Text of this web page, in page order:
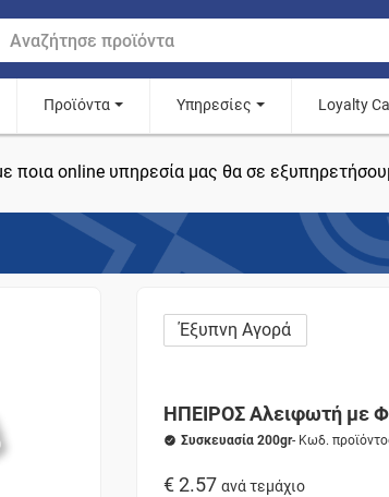
Προϊόντα Υπηρεσίες Loyalty
ποια online υπηρεσία μας θα σε
Έξυπνη Αγορά
ΗΠΕΙΡΟΣ Αλειφωτή με
Συσκευασία 200gr- Κωδ.
€ 2.57 ανά τεμάχιο